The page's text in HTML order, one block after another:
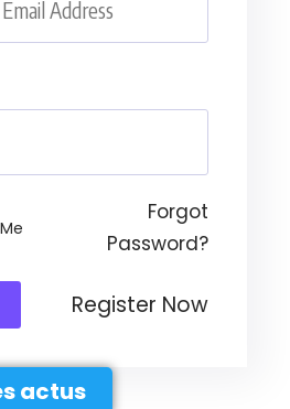
Forgot
Password?
Register Now
actus